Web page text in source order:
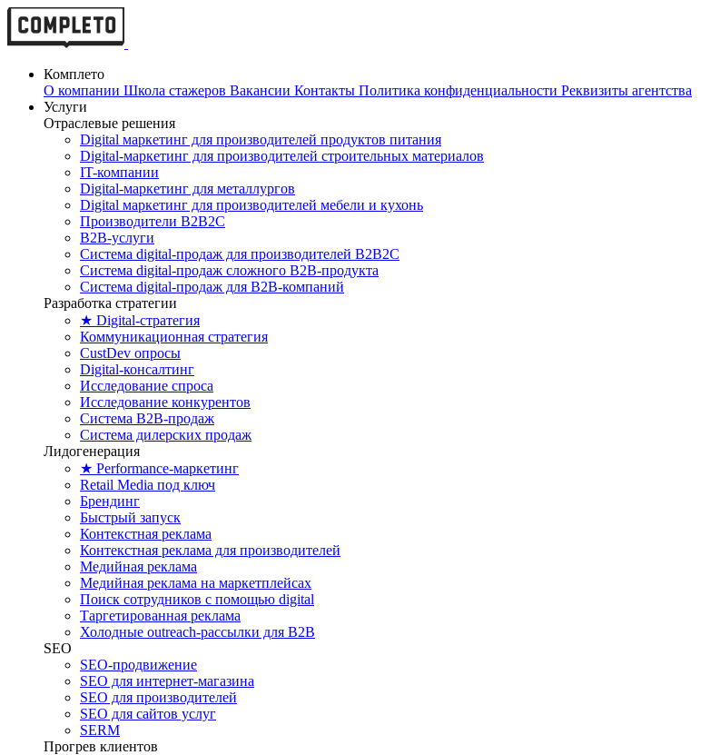
Комплето
О компании Школа стажеров Вакансии Контакты Политика конфиденциальности Реквизиты агентства
Услуги
Отраслевые решения
Digital маркетинг для производителей продуктов питания
Digital-маркетинг для производителей строительных материалов
IT-компании
Digital-маркетинг для металлургов
Digital маркетинг для производителей мебели и кухонь
Производители B2B2C
B2B-услуги
Cистема digital-продаж для производителей B2B2C
Система digital-продаж сложного B2B-продукта
Система digital-продаж для B2B-компаний
Разработка стратегии
★ Digital-стратегия
Коммуникационная стратегия
CustDev опросы
Digital-консалтинг
Исследование спроса
Исследование конкурентов
Система B2B-продаж
Система дилерских продаж
Лидогенерация
★ Performance-маркетинг
Retail Media под ключ
Брендинг
Быстрый запуск
Контекстная реклама
Контекстная реклама для производителей
Медийная реклама
Медийная реклама на маркетплейсах
Поиск сотрудников с помощью digital
Таргетированная реклама
Холодные outreach-рассылки для B2B
SEO
SEO-продвижение
SEO для интернет-магазина
SEO для производителей
SEO для сайтов услуг
SERM
Прогрев клиентов